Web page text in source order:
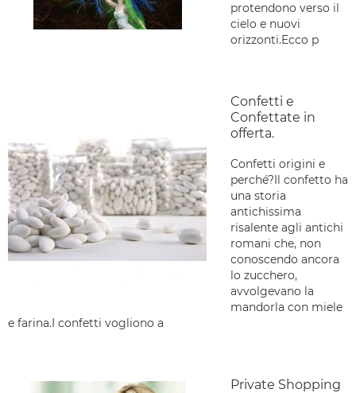
protendono verso il
cielo e nuovi
orizzonti.Ecco p
Confetti e
Confettate in
offerta.
Confetti origini e
perché?Il confetto ha
una storia
antichissima
risalente agli antichi
romani che, non
conoscendo ancora
lo zucchero,
avvolgevano la
mandorla con miele
e farina.I confetti vogliono a
Private Shopping